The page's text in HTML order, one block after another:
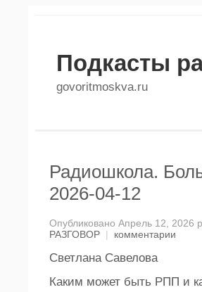
Подкасты
govoritmoskva.ru
Радиошкола.
2026-04-12
Опубликовано Апрель 12, 2026
РАЗГОВОР | комментарии
Светлана Савелова
Каким может быть РПП и